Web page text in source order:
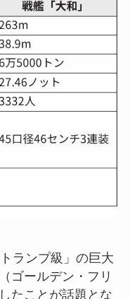
ランプ級」の巨大
ゴールデン・フリ
たことが話題とな